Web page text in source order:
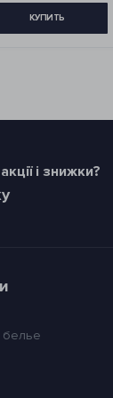
і знижки?
белье